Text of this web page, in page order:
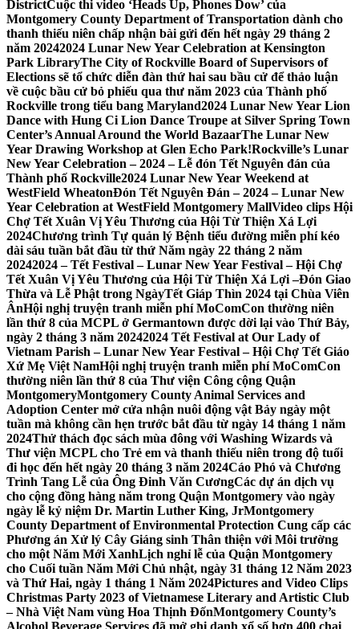
DistrictCuộc thi video ‘Heads Up, Phones Dow’ của
Montgomery County Department of Transportation dành cho
thanh thiếu niên chấp nhận bài gửi đến hết ngày 29 tháng 2
năm 20242024 Lunar New Year Celebration at Kensington
Park LibraryThe City of Rockville Board of Supervisors of
Elections sẽ tổ chức diễn đàn thứ hai sau bầu cử để thảo luận
về cuộc bầu cử bỏ phiếu qua thư năm 2023 của Thành phố
Rockville trong tiểu bang Maryland2024 Lunar New Year Lion
Dance with Hung Ci Lion Dance Troupe at Silver Spring Town
Center’s Annual Around the World BazaarThe Lunar New
Year Drawing Workshop at Glen Echo Park!Rockville’s Lunar
New Year Celebration – 2024 – Lễ đón Tết Nguyên đán của
Thành phố Rockville2024 Lunar New Year Weekend at
WestField WheatonĐón Tết Nguyên Đán – 2024 – Lunar New
Year Celebration at WestField Montgomery MallVideo clips Hội
Chợ Tết Xuân Vị Yêu Thương của Hội Từ Thiện Xá Lợi
2024Chương trình Tự quản lý Bệnh tiểu đường miễn phí kéo
dài sáu tuần bắt đầu từ thứ Năm ngày 22 tháng 2 năm
20242024 – Tết Festival – Lunar New Year Festival – Hội Chợ
Tết Xuân Vị Yêu Thương của Hội Từ Thiện Xá Lợi –Đón Giao
Thừa và Lễ Phật trong NgàyTết Giáp Thìn 2024 tại Chùa Viên
ÂnHội nghị truyện tranh miễn phí MoComCon thường niên
lần thứ 8 của MCPL ở Germantown được dời lại vào Thứ Bảy,
ngày 2 tháng 3 năm 20242024 Tết Festival at Our Lady of
Vietnam Parish – Lunar New Year Festival – Hội Chợ Tết Giáo
Xứ Mẹ Việt NamHội nghị truyện tranh miễn phí MoComCon
thường niên lần thứ 8 của Thư viện Công cộng Quận
MontgomeryMontgomery County Animal Services and
Adoption Center mở cửa nhận nuôi động vật Bảy ngày một
tuần mà không cần hẹn trước bắt đầu từ ngày 14 tháng 1 năm
2024Thử thách đọc sách mùa đông với Washing Wizards và
Thư viện MCPL cho Trẻ em và thanh thiếu niên trong độ tuổi
đi học đến hết ngày 20 tháng 3 năm 2024Cáo Phó và Chương
Trình Tang Lễ của Ông Đinh Văn CươngCác dự án dịch vụ
cho cộng đồng hàng năm trong Quận Montgomery vào ngày
ngày lễ kỷ niệm Dr. Martin Luther King, JrMontgomery
County Department of Environmental Protection Cung cấp các
Phương án Xử lý Cây Giáng sinh Thân thiện với Môi trường
cho một Năm Mới XanhLịch nghỉ lễ của Quận Montgomery
cho Cuối tuần Năm Mới Chủ nhật, ngày 31 tháng 12 Năm 2023
và Thứ Hai, ngày 1 tháng 1 Năm 2024Pictures and Video Clips
Christmas Party 2023 of Vietnamese Literary and Artistic Club
– Nhà Việt Nam vùng Hoa Thịnh ĐốnMontgomery County’s
Alcohol Beverage Services đã mở ghi danh xổ số hơn 400 chai